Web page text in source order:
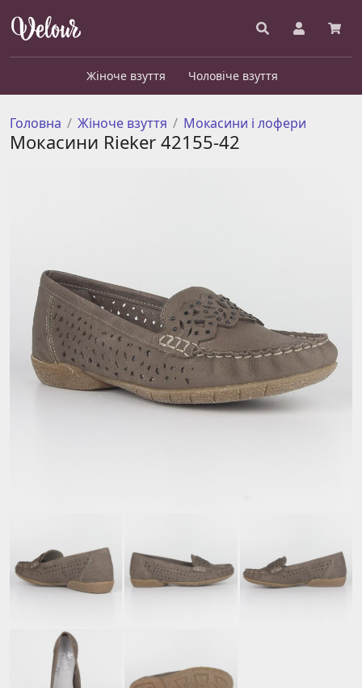
Жіноче взуття Чоловіче взуття
Головна Жіноче взуття Мокасини і лофери
Мокасини Rieker 42155-42